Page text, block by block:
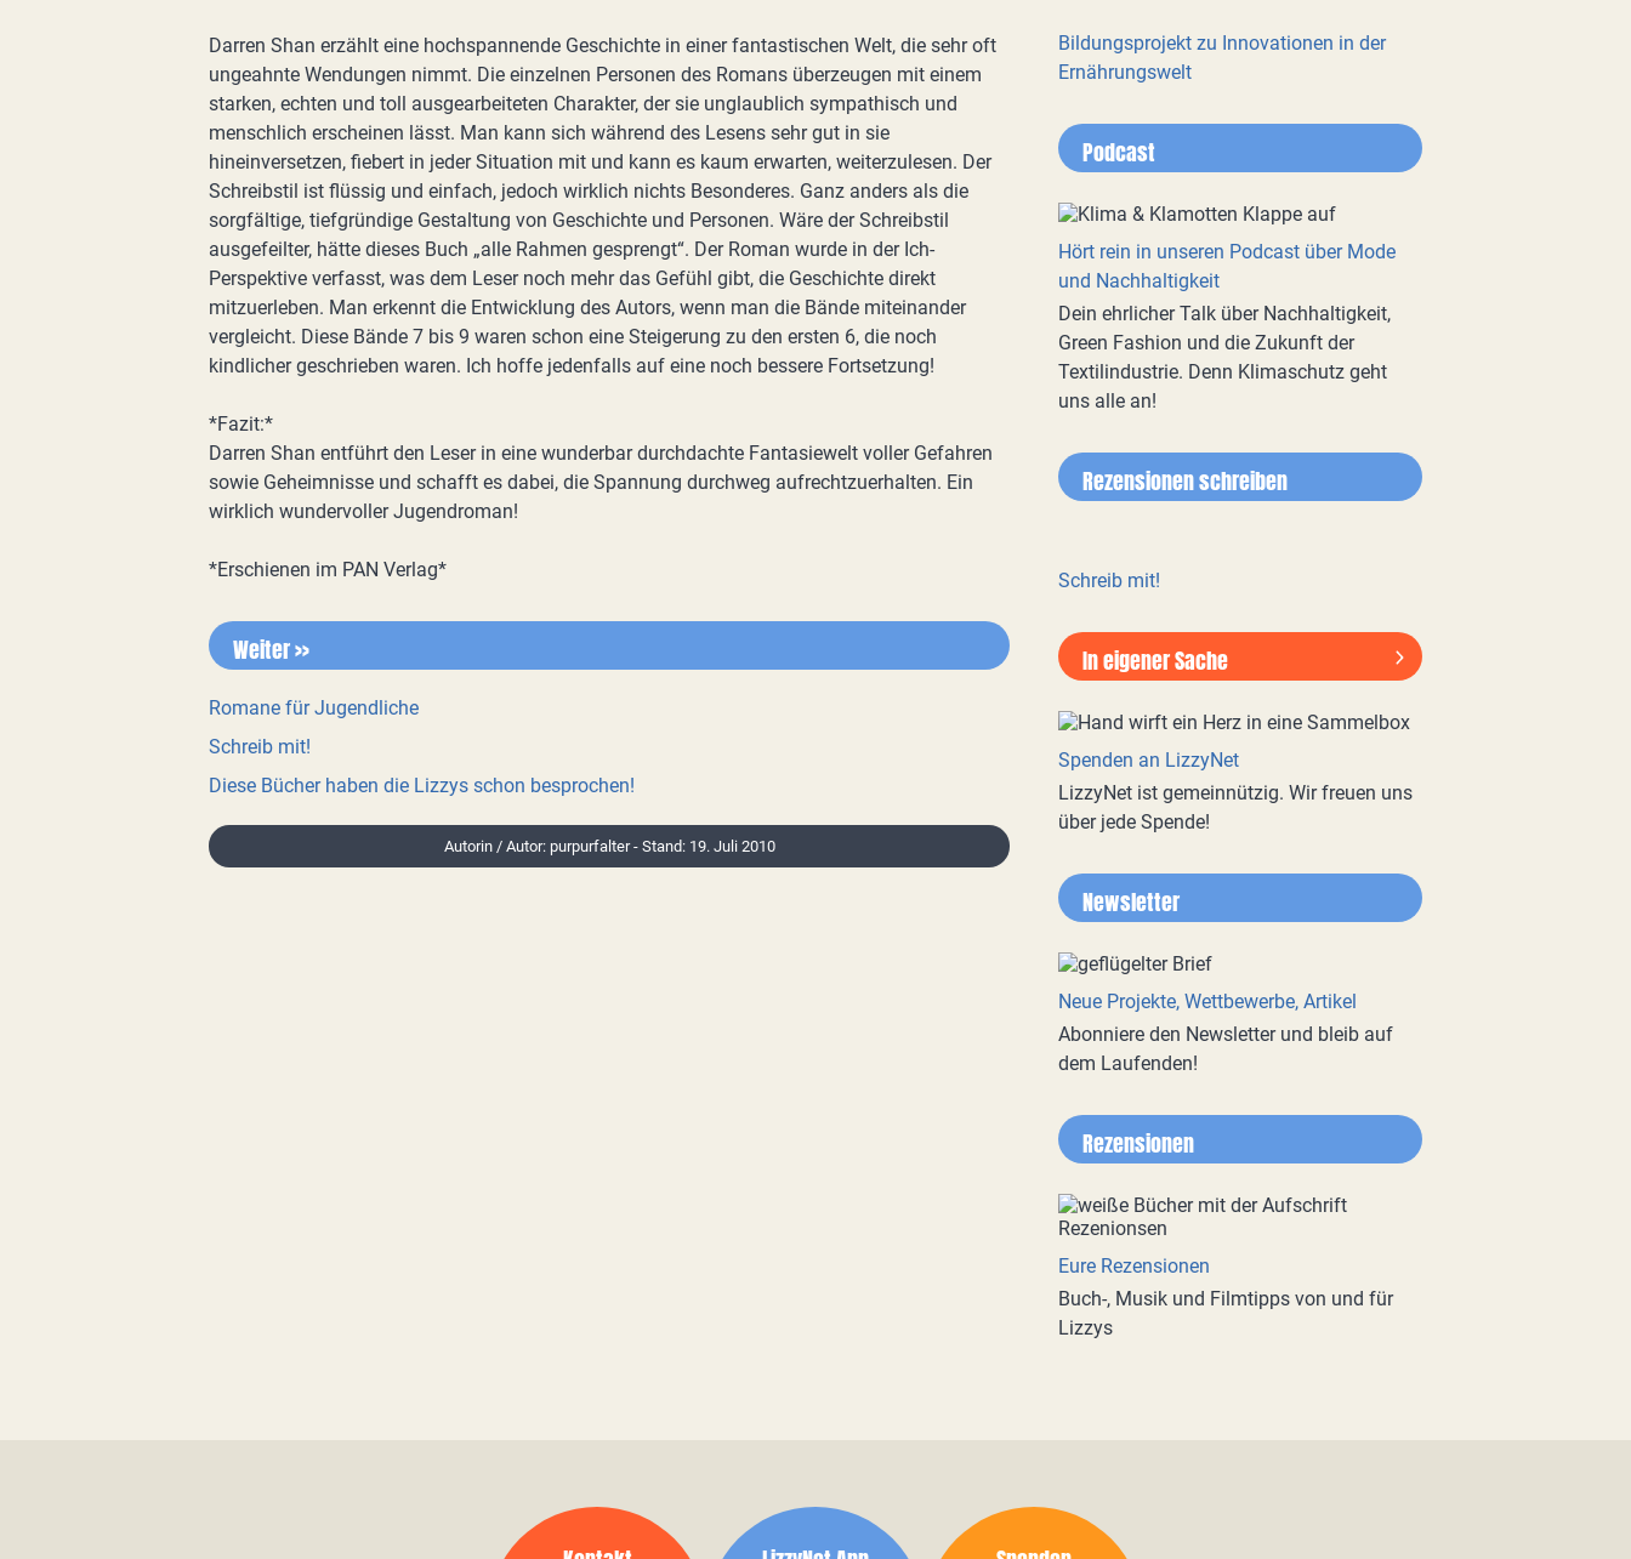
Darren Shan erzählt eine hochspannende Geschichte in einer fantastischen Welt, die sehr oft
ungeahnte Wendungen nimmt. Die einzelnen Personen des Romans überzeugen mit einem
starken, echten und toll ausgearbeiteten Charakter, der sie unglaublich sympathisch und
menschlich erscheinen lässt. Man kann sich während des Lesens sehr gut in sie
hineinversetzen, fiebert in jeder Situation mit und kann es kaum erwarten, weiterzulesen. Der
Schreibstil ist flüssig und einfach, jedoch wirklich nichts Besonderes. Ganz anders als die
sorgfältige, tiefgründige Gestaltung von Geschichte und Personen. Wäre der Schreibstil
ausgefeilter, hätte dieses Buch „alle Rahmen gesprengt“. Der Roman wurde in der Ich-
Perspektive verfasst, was dem Leser noch mehr das Gefühl gibt, die Geschichte direkt
mitzuerleben. Man erkennt die Entwicklung des Autors, wenn man die Bände miteinander
vergleicht. Diese Bände 7 bis 9 waren schon eine Steigerung zu den ersten 6, die noch
kindlicher geschrieben waren. Ich hoffe jedenfalls auf eine noch bessere Fortsetzung!
*Fazit:*
Darren Shan entführt den Leser in eine wunderbar durchdachte Fantasiewelt voller Gefahren
sowie Geheimnisse und schafft es dabei, die Spannung durchweg aufrechtzuerhalten. Ein
wirklich wundervoller Jugendroman!
*Erschienen im PAN Verlag*
Weiter >>
Romane für Jugendliche
Schreib mit!
Diese Bücher haben die Lizzys schon besprochen!
Autorin / Autor: purpurfalter - Stand: 19. Juli 2010
Bildungsprojekt zu Innovationen in der
Ernährungswelt
Podcast
Hört rein in unseren Podcast über Mode
und Nachhaltigkeit
Dein ehrlicher Talk über Nachhaltigkeit,
Green Fashion und die Zukunft der
Textilindustrie. Denn Klimaschutz geht
uns alle an!
Rezensionen schreiben
Schreib mit!
In eigener Sache
Spenden an LizzyNet
LizzyNet ist gemeinnützig. Wir freuen uns
über jede Spende!
Newsletter
Neue Projekte, Wettbewerbe, Artikel
Abonniere den Newsletter und bleib auf
dem Laufenden!
Rezensionen
Eure Rezensionen
Buch-, Musik und Filmtipps von und für
Lizzys